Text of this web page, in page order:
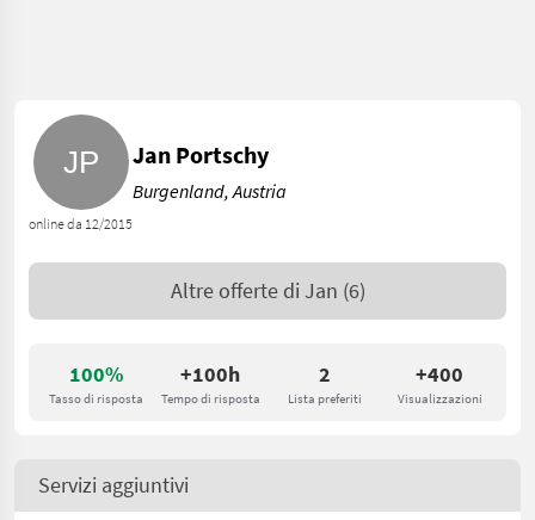
100%
Tasso di risposta
+100h
Tempo di risposta
2
Lista preferiti
+400
Visualizzazioni
online da 12/2015
Jan Portschy
Burgenland, Austria
Altre offerte di Jan (6)
Servizi aggiuntivi